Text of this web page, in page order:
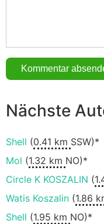
Nächste
Shell (0.41 km SSW)*
Mol (1.32 km NO)*
Circle K KOSZALIN (
Watis Koszalin (1.86
Shell (1.95 km NO)*